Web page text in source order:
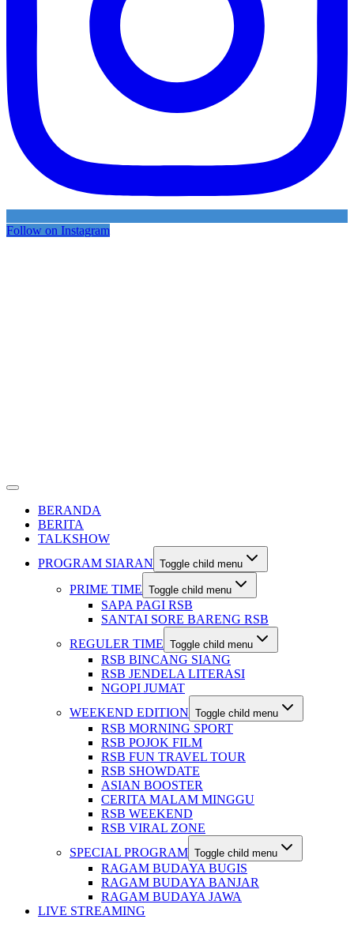
Follow on Instagram
BERANDA
BERITA
TALKSHOW
PROGRAM SIARAN Toggle child menu
PRIME TIME Toggle child menu
SAPA PAGI RSB
SANTAI SORE BARENG RSB
REGULER TIME Toggle child menu
RSB BINCANG SIANG
RSB JENDELA LITERASI
NGOPI JUMAT
WEEKEND EDITION Toggle child menu
RSB MORNING SPORT
RSB POJOK FILM
RSB FUN TRAVEL TOUR
RSB SHOWDATE
ASIAN BOOSTER
CERITA MALAM MINGGU
RSB WEEKEND
RSB VIRAL ZONE
SPECIAL PROGRAM Toggle child menu
RAGAM BUDAYA BUGIS
RAGAM BUDAYA BANJAR
RAGAM BUDAYA JAWA
LIVE STREAMING